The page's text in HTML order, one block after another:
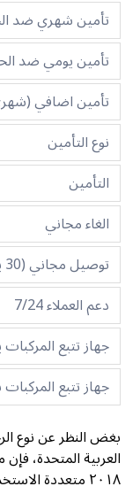
تأمين شهري ضد
تأمين يومي ضد
تأمين اضافي
نوع التأمين
التأمين
الغاء مجاني
توصيل مجاني (30 يوم او أكثر)
دعم العملاء 7/24
جهاز تتبع المركبات
جهاز تتبع
بغض النظر عن نوع
٢٠١٨ متعددة